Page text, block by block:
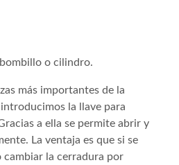
o cilindro.
más importantes de la
la llave para
a ella se permite abrir y
La ventaja es que si se
cambiar la cerradura por